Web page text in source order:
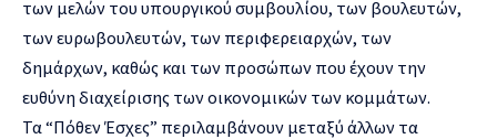
των μελών του υπουργικού συμβουλίου, των βουλευτών,
των ευρωβουλευτών, των περιφερειαρχών, των
δημάρχων, καθώς και των προσώπων που έχουν την
ευθύνη διαχείρισης των οικονομικών των κομμάτων.
Τα “Πόθεν Έσχες” περιλαμβάνουν μεταξύ άλλων τα